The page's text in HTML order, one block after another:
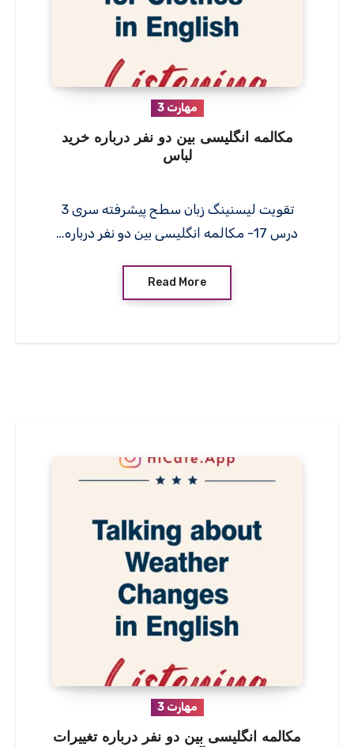
مهارت 3
مکالمه انگلیسی بین دو نفر درباره خرید
لباس
تقویت لیسنینگ زبان سطح پیشرفته سری 3
درس 17- مکالمه انگلیسی بین دو نفر درباره…
Read More
مهارت 3
مکالمه انگلیسی بین دو نفر درباره تغییرات